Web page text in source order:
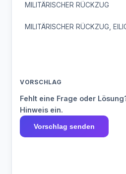
MILITÄRISCHER RÜCKZUG
MILITÄRISCHER RÜCKZUG,
VORSCHLAG
Fehlt eine Frage oder
Hinweis ein.
Vorschlag senden